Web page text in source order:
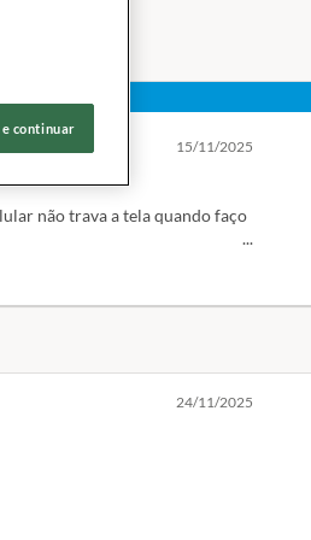
15/11/2025
não trava a tela quando faço
fazer ligações.
ter sido molhado com
24/11/2025
continuar